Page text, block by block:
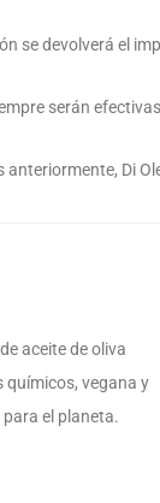
se devolverá el
serán
anteriormente, Di
aceite de oliva
químicos, vegana y
el planeta.